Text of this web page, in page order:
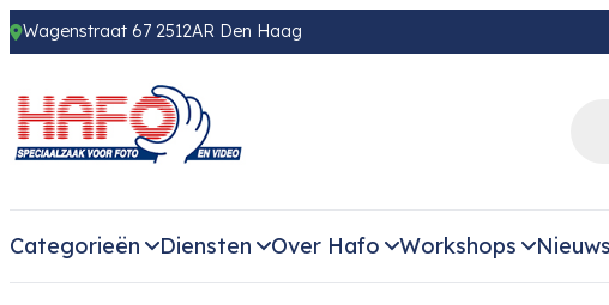
Wagenstraat 67 2512AR Den Haag
Categorieën Diensten Over Hafo Workshops Nieuws